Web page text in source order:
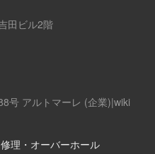
田ビル2階
号 アルトマーレ (企業)|wiki
修理・オーバーホール